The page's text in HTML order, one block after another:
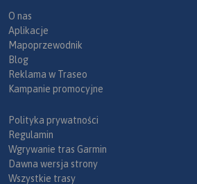
O nas
Aplikacje
Mapoprzewodnik
Blog
Reklama w Traseo
Kampanie promocyjne
Polityka prywatności
Regulamin
Wgrywanie tras Garmin
Dawna wersja strony
Wszystkie trasy